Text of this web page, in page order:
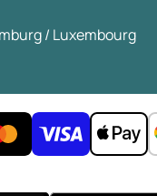
/ Luxembourg